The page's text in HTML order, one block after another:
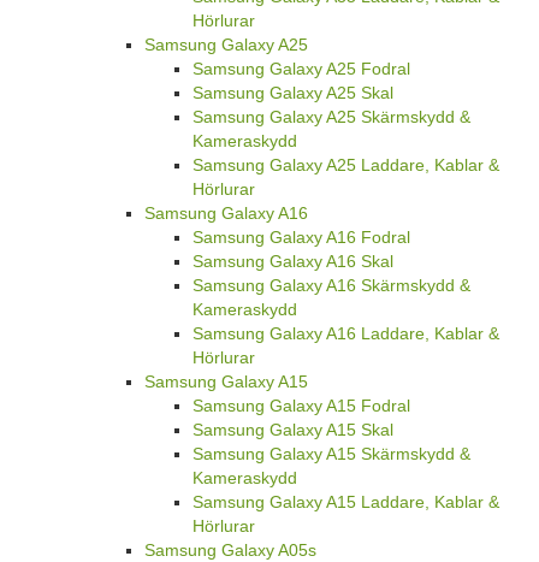
Hörlurar
Samsung Galaxy A25
Samsung Galaxy A25 Fodral
Samsung Galaxy A25 Skal
Samsung Galaxy A25 Skärmskydd &
Kameraskydd
Samsung Galaxy A25 Laddare, Kablar &
Hörlurar
Samsung Galaxy A16
Samsung Galaxy A16 Fodral
Samsung Galaxy A16 Skal
Samsung Galaxy A16 Skärmskydd &
Kameraskydd
Samsung Galaxy A16 Laddare, Kablar &
Hörlurar
Samsung Galaxy A15
Samsung Galaxy A15 Fodral
Samsung Galaxy A15 Skal
Samsung Galaxy A15 Skärmskydd &
Kameraskydd
Samsung Galaxy A15 Laddare, Kablar &
Hörlurar
Samsung Galaxy A05s